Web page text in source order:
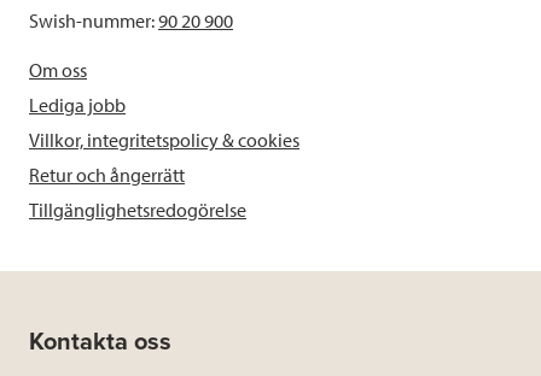
Swish-nummer:90 20 900
Om oss
Lediga jobb
Villkor, integritetspolicy & cookies
Retur och ångerrätt
Tillgänglighetsredogörelse
Kontakta oss